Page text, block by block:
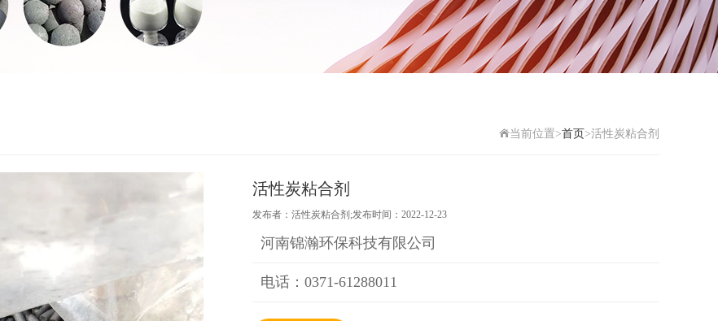
当前位置>首页>活性炭粘合剂
活性炭粘合剂
发布者：活性炭粘合剂;发布时间：2022-12-23
河南锦瀚环保科技有限公司
电话：0371-61288011